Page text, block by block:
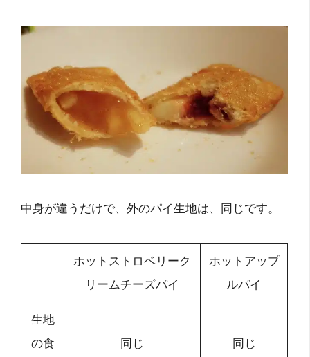
中身が違うだけで、外のパイ生地は、同じです。
ホットストロベリーク
リームチーズパイ
ホットアップ
ルパイ
生地
の食
同じ 同じ